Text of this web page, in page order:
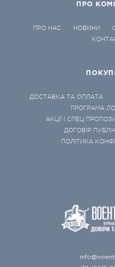
ПРО
ПРО НАС НОВИНИ
ДОСТАВКА ТА ОПЛАТА
ПРОГРАМА
АКЦІЇ І СПЕЦ
ДОГОВІР
ПОЛІТИКА